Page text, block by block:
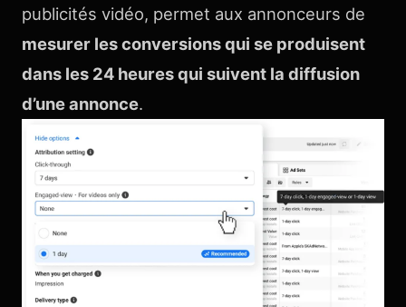
publicités vidéo, permet aux annonceurs de
mesurer les conversions qui se produisent
dans les 24 heures qui suivent la diffusion
d’une annonce.